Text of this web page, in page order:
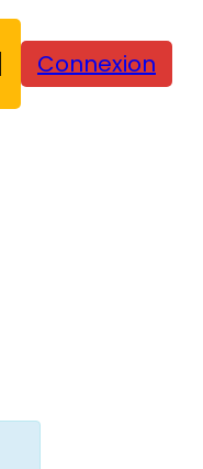
Connexion